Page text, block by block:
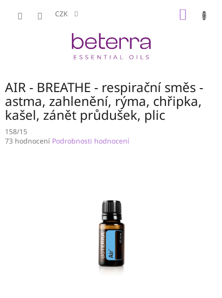
CZK
AIR - BREATHE - respirační směs -
astma, zahlenění, rýma, chřipka,
kašel, zánět průdušek, plic
158/15
Průměrné
73 hodnocení Podrobnosti hodnocení